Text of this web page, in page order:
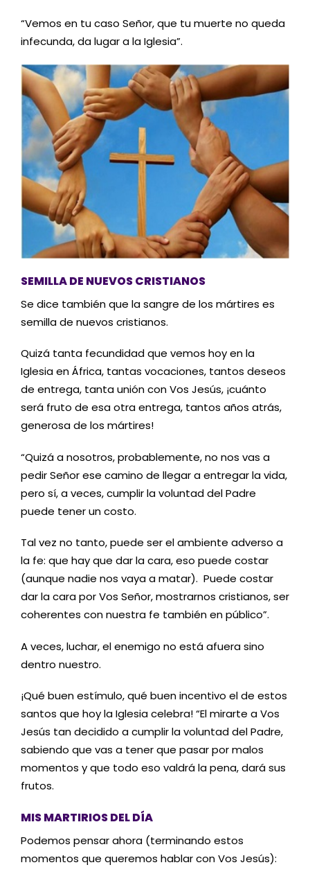
“Vemos en tu caso Señor, que tu muerte no queda
infecunda, da lugar a la Iglesia”.
SEMILLA DE NUEVOS CRISTIANOS
Se dice también que la sangre de los mártires es
semilla de nuevos cristianos.
Quizá tanta fecundidad que vemos hoy en la
Iglesia en África, tantas vocaciones, tantos deseos
de entrega, tanta unión con Vos Jesús, ¡cuánto
será fruto de esa otra entrega, tantos años atrás,
generosa de los mártires!
“Quizá a nosotros, probablemente, no nos vas a
pedir Señor ese camino de llegar a entregar la vida,
pero sí, a veces, cumplir la voluntad del Padre
puede tener un costo.
Tal vez no tanto, puede ser el ambiente adverso a
la fe: que hay que dar la cara, eso puede costar
(aunque nadie nos vaya a matar). Puede costar
dar la cara por Vos Señor, mostrarnos cristianos, ser
coherentes con nuestra fe también en público”.
A veces, luchar, el enemigo no está afuera sino
dentro nuestro.
¡Qué buen estímulo, qué buen incentivo el de estos
santos que hoy la Iglesia celebra! “El mirarte a Vos
Jesús tan decidido a cumplir la voluntad del Padre,
sabiendo que vas a tener que pasar por malos
momentos y que todo eso valdrá la pena, dará sus
frutos.
MIS MARTIRIOS DEL DÍA
Podemos pensar ahora (terminando estos
momentos que queremos hablar con Vos Jesús):